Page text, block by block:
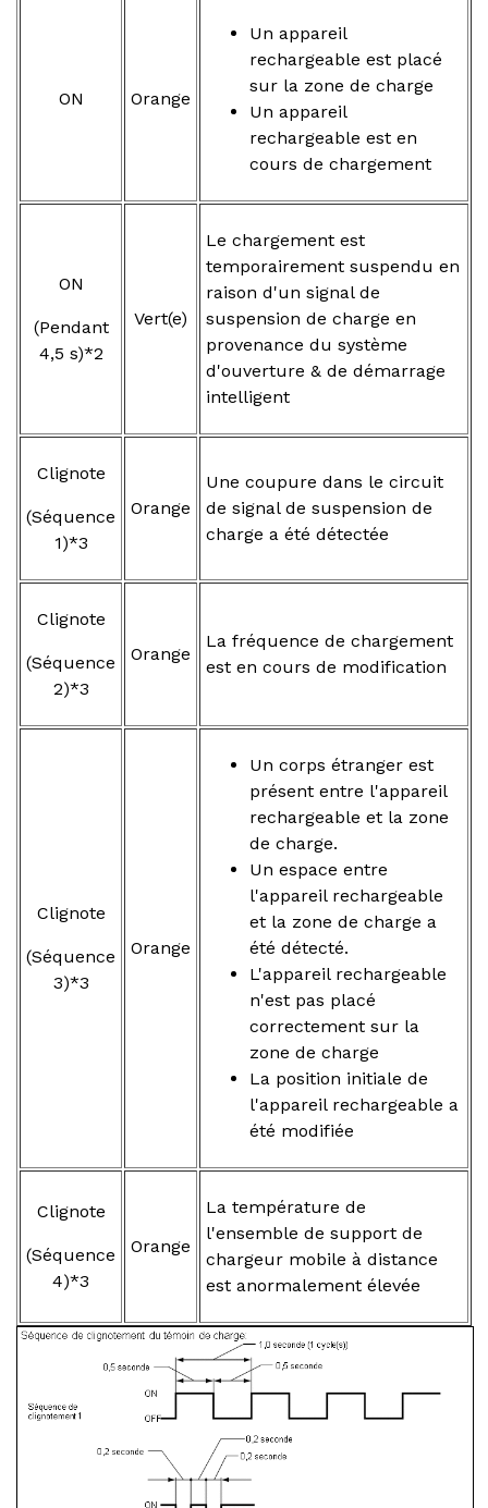
ON Orange
Un appareil
rechargeable est placé
sur la zone de charge
Un appareil
rechargeable est en
cours de chargement
ON
(Pendant
4,5 s)*2
Vert(e)
Le chargement est
temporairement suspendu en
raison d'un signal de
suspension de charge en
provenance du système
d'ouverture & de démarrage
intelligent
Clignote
(Séquence
1)*3
Orange
Une coupure dans le circuit
de signal de suspension de
charge a été détectée
Clignote
(Séquence
2)*3
Orange
La fréquence de chargement
est en cours de modification
Clignote
(Séquence
3)*3
Orange
Un corps étranger est
présent entre l'appareil
rechargeable et la zone
de charge.
Un espace entre
l'appareil rechargeable
et la zone de charge a
été détecté.
L'appareil rechargeable
n'est pas placé
correctement sur la
zone de charge
La position initiale de
l'appareil rechargeable a
été modifiée
Clignote
(Séquence
4)*3
Orange
La température de
l'ensemble de support de
chargeur mobile à distance
est anormalement élevée